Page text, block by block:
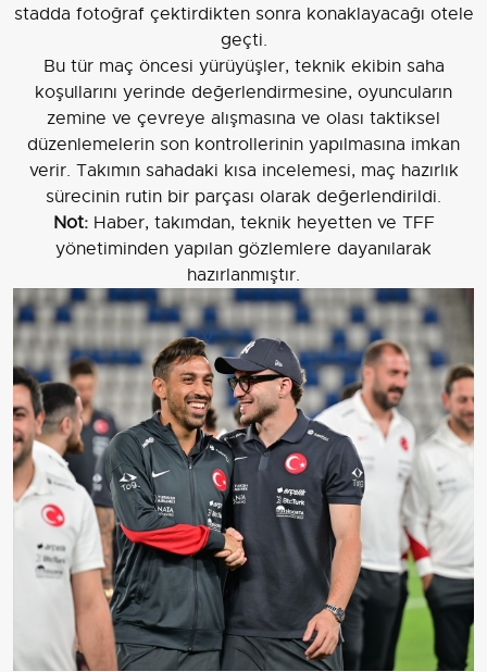
stadda fotoğraf çektirdikten sonra konaklayacağı otele
geçti.
Bu tür maç öncesi yürüyüşler, teknik ekibin saha
koşullarını yerinde değerlendirmesine, oyuncuların
zemine ve çevreye alışmasına ve olası taktiksel
düzenlemelerin son kontrollerinin yapılmasına imkan
verir. Takımın sahadaki kısa incelemesi, maç hazırlık
sürecinin rutin bir parçası olarak değerlendirildi.
Not:Haber, takımdan, teknik heyetten ve TFF
yönetiminden yapılan gözlemlere dayanılarak
hazırlanmıştır.